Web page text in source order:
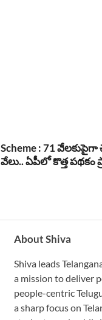
Scheme : 71
ఏపీలో కొత్త పథకం
About Shiva
Shiva leads
a mission to deliver
people-centric
a sharp focus on